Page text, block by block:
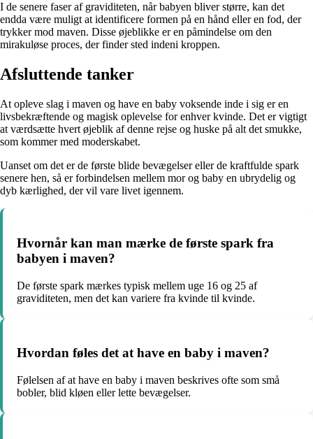
I de senere faser af graviditeten, når babyen bliver større, kan det
endda være muligt at identificere formen på en hånd eller en fod, der
trykker mod maven. Disse øjeblikke er en påmindelse om den
mirakuløse proces, der finder sted indeni kroppen.
Afsluttende tanker
At opleve slag i maven og have en baby voksende inde i sig er en
livsbekræftende og magisk oplevelse for enhver kvinde. Det er vigtigt
at værdsætte hvert øjeblik af denne rejse og huske på alt det smukke,
som kommer med moderskabet.
Uanset om det er de første blide bevægelser eller de kraftfulde spark
senere hen, så er forbindelsen mellem mor og baby en ubrydelig og
dyb kærlighed, der vil vare livet igennem.
Hvornår kan man mærke de første spark fra
babyen i maven?
De første spark mærkes typisk mellem uge 16 og 25 af
graviditeten, men det kan variere fra kvinde til kvinde.
Hvordan føles det at have en baby i maven?
Følelsen af at have en baby i maven beskrives ofte som små
bobler, blid kløen eller lette bevægelser.